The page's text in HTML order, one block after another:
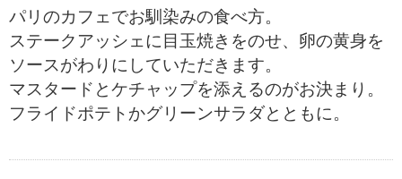
パリのカフェでお馴染みの食べ方。
ステークアッシェに目玉焼きをのせ、卵の黄身を
ソースがわりにしていただきます。
マスタードとケチャップを添えるのがお決まり。
フライドポテトかグリーンサラダとともに。